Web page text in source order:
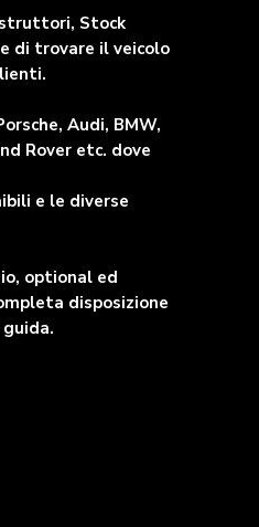
Stock
di trovare il veicolo
Audi, BMW,
Rover etc. dove
e le diverse
optional ed
disposizione